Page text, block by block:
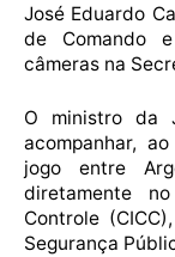
José Eduardo
de Comando
câmeras na
O ministro da
acompanhar,
jogo entre
diretamente
Controle
Segurança